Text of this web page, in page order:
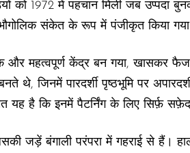
को 1972 में पहचान मिली जब उप्पदा
संकेत के रूप में पंजीकृत किया
और महत्वपूर्ण केंद्र बन गया, खासकर
थे, जिनमें पारदर्शी पृष्ठभूमि पर
यह है कि इनमें पैटर्निंग के लिए सिर्फ़
जड़ें बंगाली परंपरा में गहराई से हैं।